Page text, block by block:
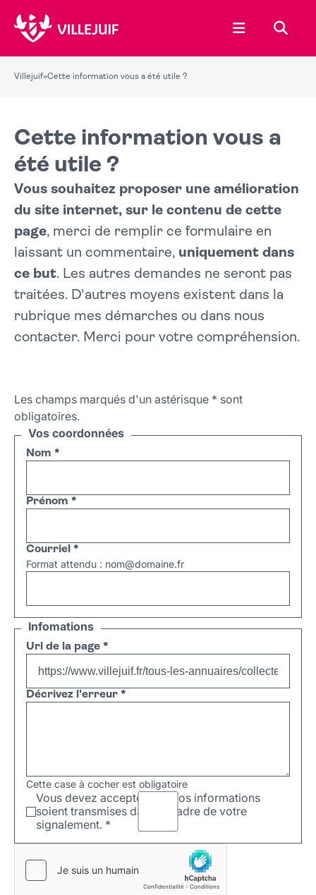
Ouvrir le
Villejuif»Cette information vous a été utile ?
Cette information vous a
été utile ?
Vous souhaitez proposer une amélioration
du site internet, sur le contenu de cette
page, merci de remplir ce formulaire en
laissant un commentaire, uniquement dans
ce but. Les autres demandes ne seront pas
traitées. D'autres moyens existent dans la
rubrique mes démarches ou dans nous
contacter. Merci pour votre compréhension.
Les champs marqués d'un astérisque * sont
obligatoires.
Vos coordonnées
Nom *
Prénom *
Courriel *
Format attendu : nom@domaine.fr
Infomations
Url de la page *
Décrivez l'erreur *
Cette case à cocher est obligatoire
Vous devez accepter que vos informations
soient transmises dans le cadre de votre
signalement. *